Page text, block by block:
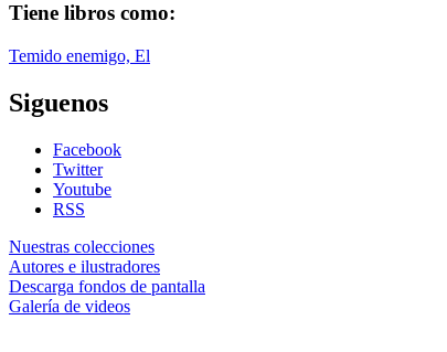
Tiene libros como:
Temido enemigo, El
Siguenos
Facebook
Twitter
Youtube
RSS
Nuestras colecciones
Autores e ilustradores
Descarga fondos de pantalla
Galería de videos